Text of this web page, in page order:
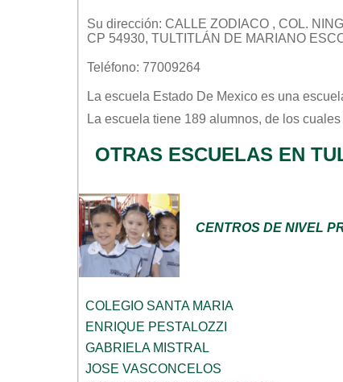
Su dirección: CALLE ZODIACO , COL.
CP 54930, TULTITLÁN DE MARIANO
Teléfono: 77009264
La escuela Estado De Mexico es una
La escuela tiene 189 alumnos, de los
OTRAS ESCUELAS EN
CENTROS DE NIVEL
COLEGIO SANTA MARIA
ENRIQUE PESTALOZZI
GABRIELA MISTRAL
JOSE VASCONCELOS